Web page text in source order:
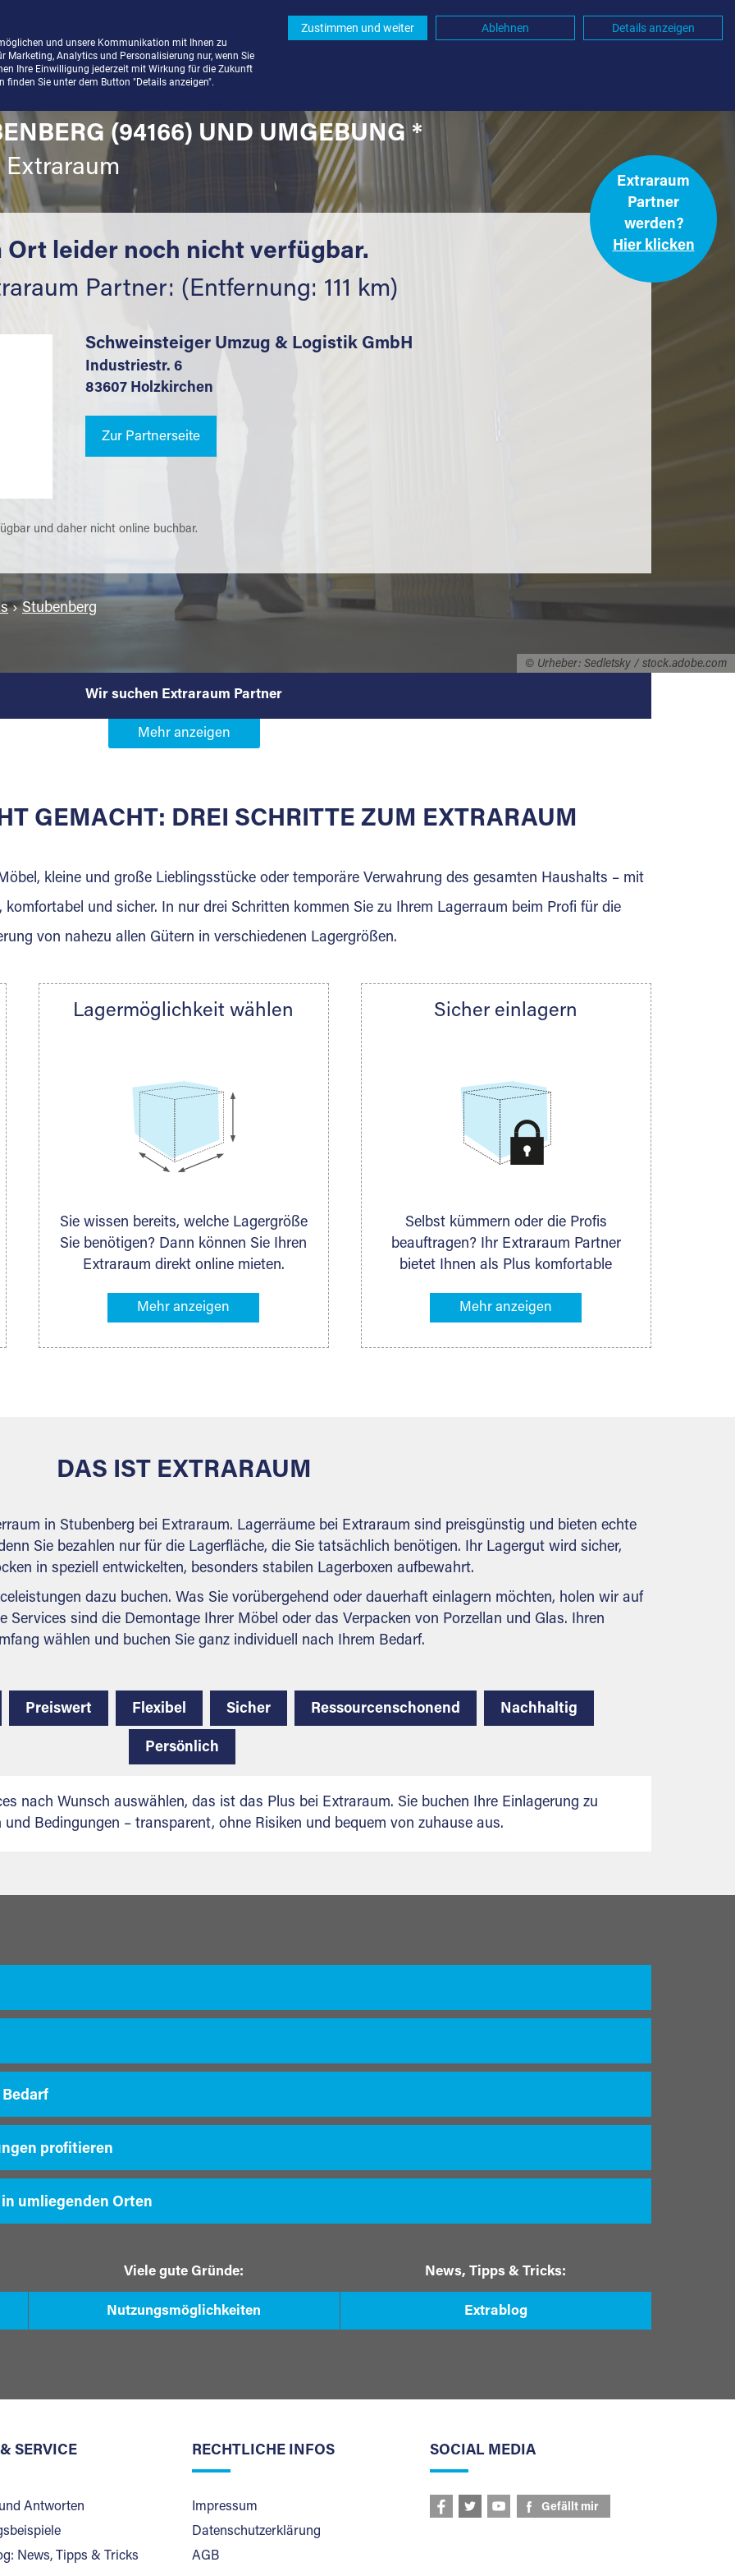
© Urheber: Sedletsky / stock.adobe.com
(94166) UND UMGEBUNG *
Extraraum
Partner
werden?
Hier klicken
Ort leider noch nicht verfügbar.
Partner: (Entfernung: 111 km)
Schweinsteiger Umzug & Logistik GmbH
Industriestr. 6
83607 Holzkirchen
Zur Partnerseite
und daher nicht online buchbar.
›Stubenberg
Wir suchen Extraraum Partner
Partner in
für die Einlagerung von Umzugsgut gebaut wurde? Werden Sie jetzt Extraraum Partner und
Ihre Nachricht.
GEMACHT: DREI SCHRITTE ZUM EXTRARAUM
kleine und große Lieblingsstücke oder temporäre Verwahrung des gesamten Haushalts – mit
und sicher. In nur drei Schritten kommen Sie zu Ihrem Lagerraum beim Profi für die
von nahezu allen Gütern in verschiedenen Lagergrößen.
Lagermöglichkeit wählen
Sie wissen bereits, welche Lagergröße
Sie benötigen? Dann können Sie Ihren
Extraraum direkt online mieten.
Lagerliste die entsprechenden
möchten – das Volumen wird sofort
weiteren Fragen, die Sie haben.
Sicher einlagern
Selbst kümmern oder die Profis
beauftragen? Ihr Extraraum Partner
bietet Ihnen als Plus komfortable
besonders bequem machen. Dazu
Lieferung von Packmaterial sowie
DAS IST EXTRARAUM
in Stubenberg bei Extraraum. Lagerräume bei Extraraum sind preisgünstig und bieten echte
Sie bezahlen nur für die Lagerfläche, die Sie tatsächlich benötigen. Ihr Lagergut wird sicher,
in speziell entwickelten, besonders stabilen Lagerboxen aufbewahrt.
dazu buchen. Was Sie vorübergehend oder dauerhaft einlagern möchten, holen wir auf
Services sind die Demontage Ihrer Möbel oder das Verpacken von Porzellan und Glas. Ihren
wählen und buchen Sie ganz individuell nach Ihrem Bedarf.
Preiswert Flexibel Sicher Ressourcenschonend Nachhaltig
Persönlich
nach Wunsch auswählen, das ist das Plus bei Extraraum. Sie buchen Ihre Einlagerung zu
und Bedingungen – transparent, ohne Risiken und bequem von zuhause aus.
Bedarf
profitieren
umliegenden Orten
Viele gute Gründe:
Nutzungsmöglichkeiten
News, Tipps & Tricks:
Extrablog
SERVICE
Antworten
News, Tipps & Tricks
RECHTLICHE INFOS
Impressum
Datenschutzerklärung
AGB
SOCIAL MEDIA
Gefällt mir
und unsere Kommunikation mit Ihnen zu
Marketing, Analytics und Personalisierung nur, wenn Sie
Ihre Einwilligung jederzeit mit Wirkung für die Zukunft
Sie unter dem Button "Details anzeigen".
Zustimmen und weiter Ablehnen Details anzeigen